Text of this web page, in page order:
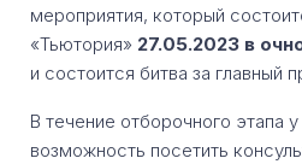
мероприятия, который
«Тьютория» 27.05.2023 в
и состоится битва за главный
В течение отборочного этапа
возможность посетить